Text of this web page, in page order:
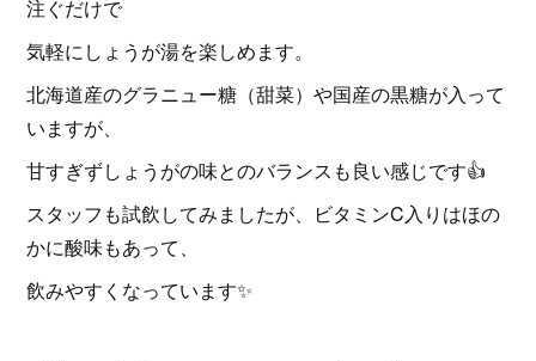
注ぐだけで
気軽にしょうが湯を楽しめます。
北海道産のグラニュー糖（甜菜）や国産の黒糖が入って
いますが、
甘すぎずしょうがの味とのバランスも良い感じです👍
スタッフも試飲してみましたが、ビタミンC入りはほの
かに酸味もあって、
飲みやすくなっています✨